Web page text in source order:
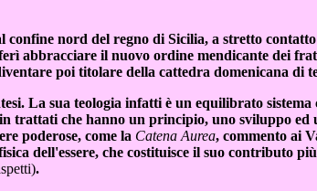
nord del regno di Sicilia, a stretto
abbracciare il nuovo ordine mendicante dei
poi titolare della cattedra domenicana di
La sua teologia infatti è un equilibrato
trattati che hanno un principio, uno sviluppo ed
poderose, come la Catena Aurea, commento ai
dell'essere, che costituisce il suo contributo
.